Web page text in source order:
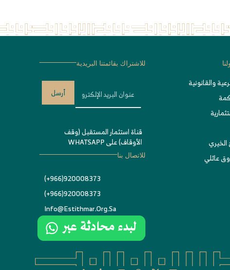
والقانونية
عائلي
للاشتراك بقائمتنا البريدية
أرسل
قناة استثمار المستقبل (وقف
الأوقاف) على WHATSAPP
للاتصال بنا
920008373(966+)
920008373(966+)
Info@estithmar.org.sa